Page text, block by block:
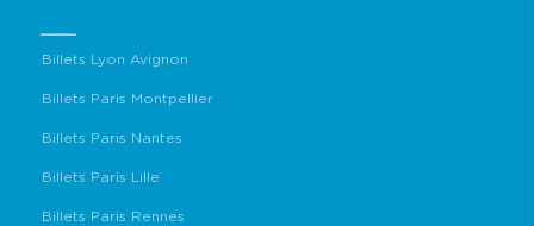
Billets Lyon Avignon
Billets Paris Montpellier
Billets Paris Nantes
Billets Paris Lille
Billets Paris Rennes